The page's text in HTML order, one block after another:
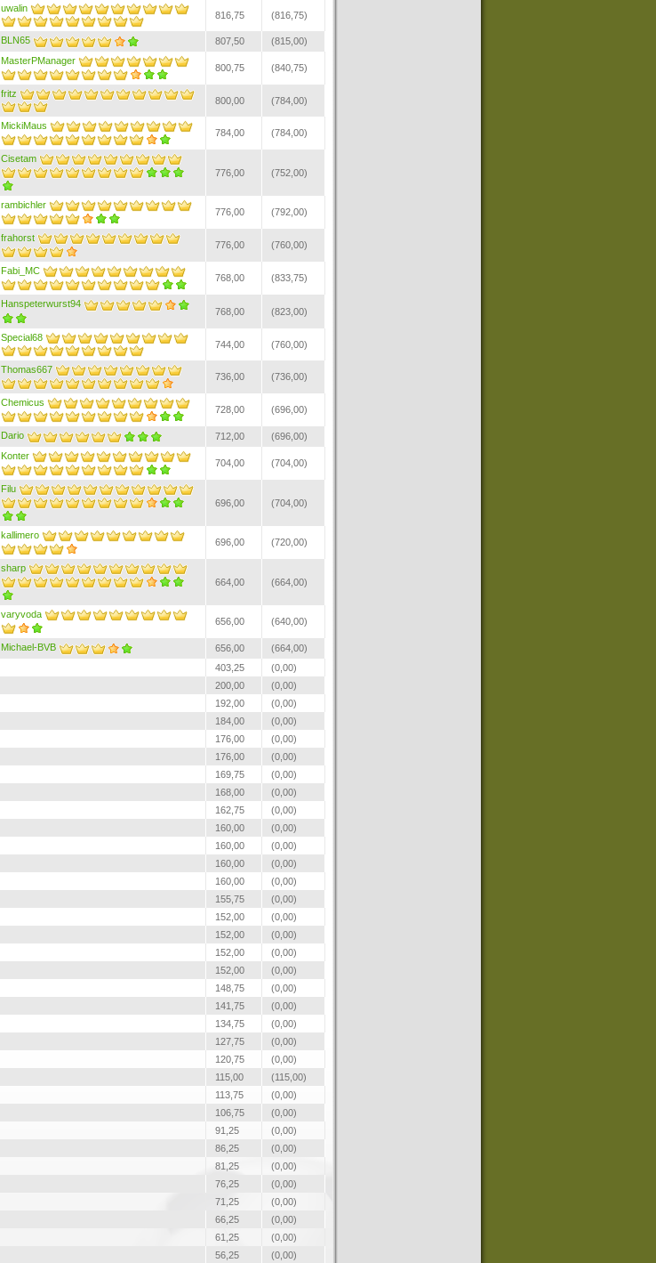
uwalin
816,75 (816,75)
BLN65 807,50 (815,00)
MasterPManager
800,75 (840,75)
fritz
800,00 (784,00)
MickiMaus
784,00 (784,00)
Cisetam
776,00
(752,00)
rambichler
776,00 (792,00)
frahorst
776,00 (760,00)
Fabi_MC
768,00 (833,75)
Hanspeterwurst94
768,00 (823,00)
Special68
744,00 (760,00)
Thomas667
736,00 (736,00)
Chemicus
728,00 (696,00)
Dario 712,00 (696,00)
Konter
704,00 (704,00)
Filu
696,00
(704,00)
kallimero
696,00 (720,00)
sharp
664,00
(664,00)
varyvoda
656,00 (640,00)
Michael-BVB 656,00
(664,00)
403,25
(0,00)
200,00
(0,00)
192,00
(0,00)
184,00
(0,00)
176,00
(0,00)
176,00
(0,00)
169,75
(0,00)
168,00
(0,00)
162,75
(0,00)
160,00
(0,00)
160,00
(0,00)
160,00
(0,00)
160,00
(0,00)
155,75
(0,00)
152,00
(0,00)
152,00
(0,00)
152,00
(0,00)
152,00
(0,00)
148,75
(0,00)
141,75
(0,00)
134,75
(0,00)
127,75
(0,00)
120,75
(0,00)
115,00
(115,00)
113,75
(0,00)
106,75
(0,00)
91,25
(0,00)
86,25
(0,00)
81,25
(0,00)
76,25
(0,00)
71,25
(0,00)
66,25
(0,00)
61,25
(0,00)
56,25 (0,00)